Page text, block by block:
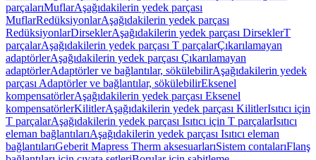
parçalarıMuflarAşağıdakilerin yedek parçası
MuflarRedüksiyonlarAşağıdakilerin yedek parçası
RedüksiyonlarDirseklerAşağıdakilerin yedek parçası DirseklerT
parçalarAşağıdakilerin yedek parçası T parçalarÇıkarılamayan
adaptörlerAşağıdakilerin yedek parçası Çıkarılamayan
adaptörlerAdaptörler ve bağlantılar, sökülebilirAşağıdakilerin yedek
parçası Adaptörler ve bağlantılar, sökülebilirEksenel
kompensatörlerAşağıdakilerin yedek parçası Eksenel
kompensatörlerKilitlerAşağıdakilerin yedek parçası KilitlerIsıtıcı için
T parçalarAşağıdakilerin yedek parçası Isıtıcı için T parçalarIsıtıcı
eleman bağlantılarıAşağıdakilerin yedek parçası Isıtıcı eleman
bağlantılarıGeberit Mapress Therm aksesuarlarıSistem contalarıFlanş